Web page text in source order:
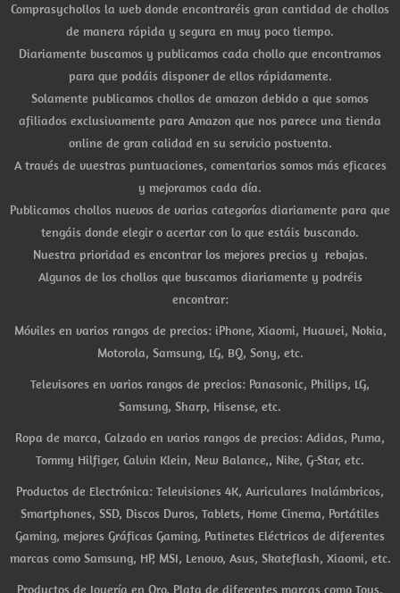
Comprasychollos la web donde encontraréis gran cantidad de chollos
de manera rápida y segura en muy poco tiempo.
Diariamente buscamos y publicamos cada chollo que encontramos
para que podáis disponer de ellos rápidamente.
Solamente publicamos chollos de amazon debido a que somos
afiliados exclusivamente para Amazon que nos parece una tienda
online de gran calidad en su servicio postventa.
A través de vuestras puntuaciones, comentarios somos más eficaces
y mejoramos cada día.
Publicamos chollos nuevos de varias categorías diariamente para que
tengáis donde elegir o acertar con lo que estáis buscando.
Nuestra prioridad es encontrar los mejores precios y rebajas.
Algunos de los chollos que buscamos diariamente y podréis
encontrar:
Móviles en varios rangos de precios: iPhone, Xiaomi, Huawei, Nokia,
Motorola, Samsung, LG, BQ, Sony, etc.
Televisores en varios rangos de precios: Panasonic, Philips, LG,
Samsung, Sharp, Hisense, etc.
Ropa de marca, Calzado en varios rangos de precios: Adidas, Puma,
Tommy Hilfiger, Calvin Klein, New Balance,, Nike, G-Star, etc.
Productos de Electrónica: Televisiones 4K, Auriculares Inalámbricos,
Smartphones, SSD, Discos Duros, Tablets, Home Cinema, Portátiles
Gaming, mejores Gráficas Gaming, Patinetes Eléctricos de diferentes
marcas como Samsung, HP, MSI, Lenovo, Asus, Skateflash, Xiaomi, etc.
Productos de Joyería en Oro, Plata de diferentes marcas como Tous,